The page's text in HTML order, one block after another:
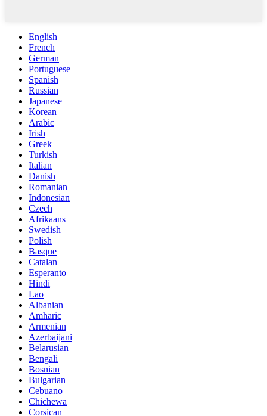
English
French
German
Portuguese
Spanish
Russian
Japanese
Korean
Arabic
Irish
Greek
Turkish
Italian
Danish
Romanian
Indonesian
Czech
Afrikaans
Swedish
Polish
Basque
Catalan
Esperanto
Hindi
Lao
Albanian
Amharic
Armenian
Azerbaijani
Belarusian
Bengali
Bosnian
Bulgarian
Cebuano
Chichewa
Corsican